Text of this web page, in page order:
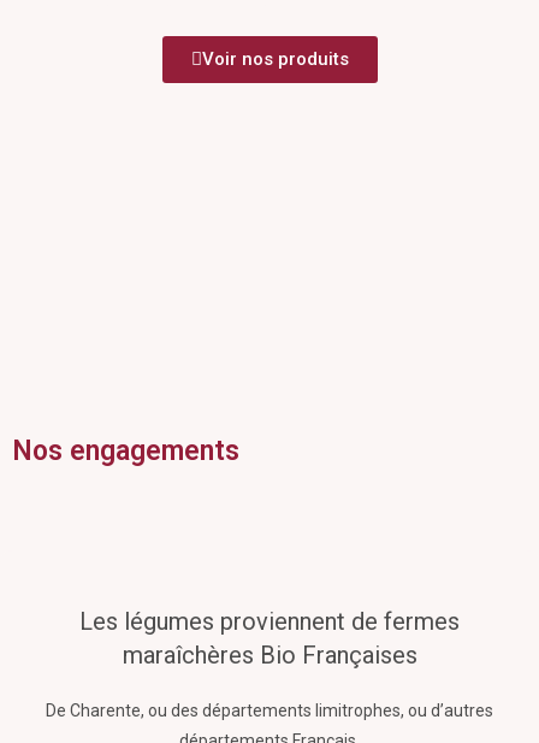
Voir nos produits
Nos engagements
Les légumes proviennent de fermes
maraîchères Bio Françaises
De Charente, ou des départements limitrophes, ou d’autres